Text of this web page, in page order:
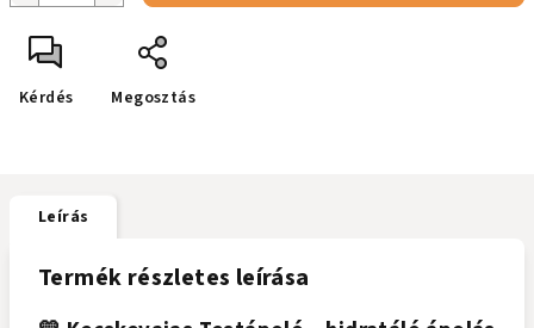
Kérdés Megosztás
Leírás
Termék részletes leírása